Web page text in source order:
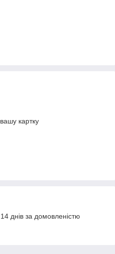
картку
днів за домовленістю